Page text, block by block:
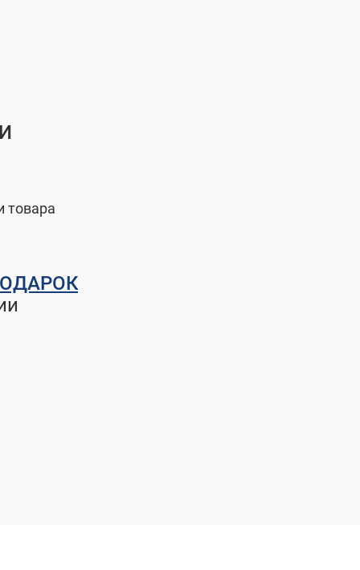
товара